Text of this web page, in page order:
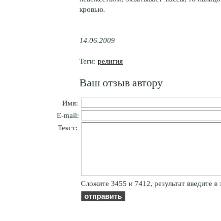
кровью.
14.06.2009
Теги: религия
Ваш отзыв автору
Имя:
E-mail:
Текст:
Cлoжитe 3455 и 7412, результат введите в